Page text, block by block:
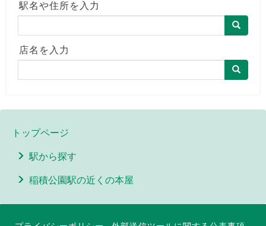
駅名や住所を入力
店名を入力
トップページ
駅から探す
稲積公園駅の近くの本屋